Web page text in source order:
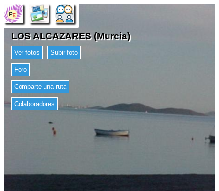
LOS ALCAZARES (Murcia)
Ver fotos Subir foto
Foro
Comparte una ruta
Colaboradores